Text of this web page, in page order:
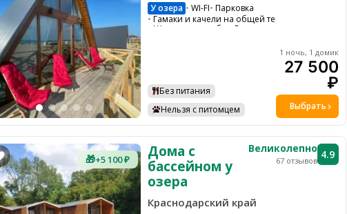
У озера WI-FI Парковка
Гамаки и качели на общей территории
Шезлонги на общей территории
Без питания
Нельзя с питомцем
1 ночь, 1 домик
27 500
₽
Выбрать
🎁+5 100 ₽
Великолепно
67 отзывов 4.9
Дома с
бассейном у
озера
Краснодарский край